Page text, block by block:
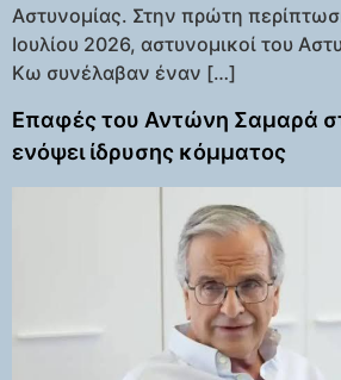
Αστυνομίας. Στην πρώτη
Ιουλίου 2026, αστυνομικοί του
Κω συνέλαβαν έναν […]
Επαφές του Αντώνη Σαμαρά
ενόψει ίδρυσης κόμματος